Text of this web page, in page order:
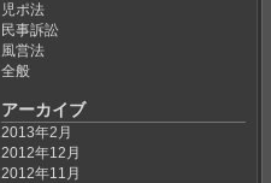
児ポ法
民事訴訟
風営法
全般
アーカイブ
2013年2月
2012年12月
2012年11月